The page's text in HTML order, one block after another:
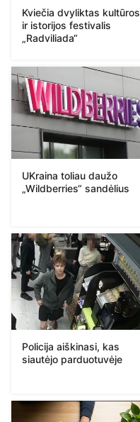
Kviečia dvyliktas kultūros
ir istorijos festivalis
„Radviliada“
UKraina toliau daužo
„Wildberries“ sandėlius
Policija aiškinasi, kas
siautėjo parduotuvėje